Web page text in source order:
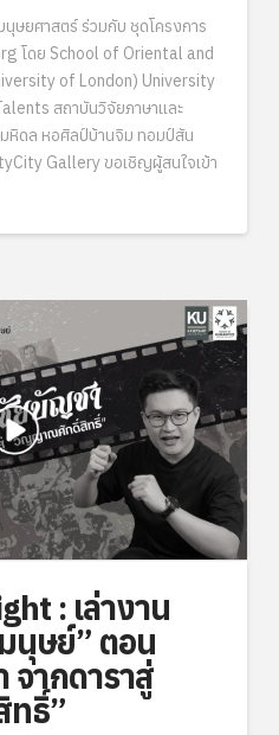
ษยศาสตร์ ร่วมกับ ชุดโครงการ
โดย School of Oriental and
of London) University
สถาบันวิจัยภาษาและ
หิดล หอศิลป์บ้านจิม ทอมป์สัน
Gallery ขอเชิญผู้สนใจเข้า
: เล่างาน
นุษย์” ตอน
ากดาราสู่
ธิ์”